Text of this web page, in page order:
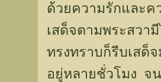
ด้วยความรักและค
เสด็จตามพระสวา
ทรงทราบก็รีบเสด็
อยู่หลายชั่วโมง จ